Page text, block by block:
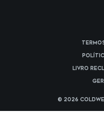
Livro
© 2026